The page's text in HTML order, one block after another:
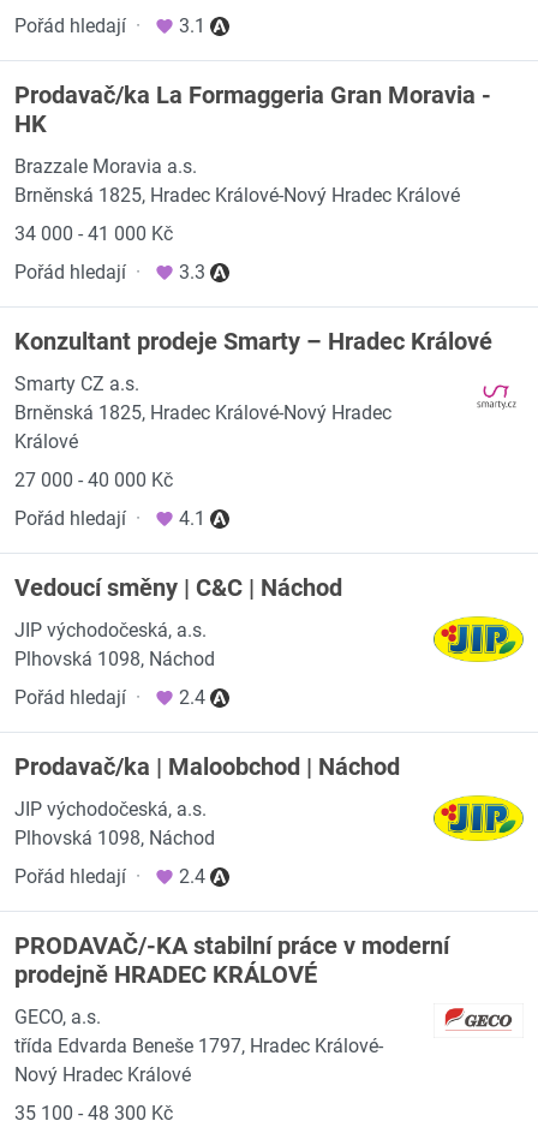
Pořád hledají · 3.1
Prodavač/ka La Formaggeria Gran Moravia -
HK
Brazzale Moravia a.s.
Brněnská 1825, Hradec Králové-Nový Hradec Králové
34 000 - 41 000 Kč
Pořád hledají · 3.3
Konzultant prodeje Smarty – Hradec Králové
Smarty CZ a.s.
Brněnská 1825, Hradec Králové-Nový Hradec
Králové
27 000 - 40 000 Kč
Pořád hledají · 4.1
Vedoucí směny | C&C | Náchod
JIP východočeská, a.s.
Plhovská 1098, Náchod
Pořád hledají · 2.4
Prodavač/ka | Maloobchod | Náchod
JIP východočeská, a.s.
Plhovská 1098, Náchod
Pořád hledají · 2.4
PRODAVAČ/-KA stabilní práce v moderní
prodejně HRADEC KRÁLOVÉ
GECO, a.s.
třída Edvarda Beneše 1797, Hradec Králové-
Nový Hradec Králové
35 100 - 48 300 Kč